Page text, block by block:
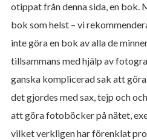
otippat från denna sida, en bok.
bok som helst – vi
inte göra en bok av alla de
tillsammans med hjälp av
ganska komplicerad sak att
det gjordes med sax, tejp och
att göra fotoböcker på nätet,
vilket verkligen har förenklat